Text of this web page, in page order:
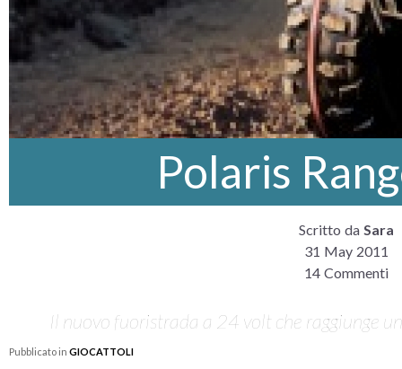
Polaris
Scritto da Sara
31 May 2011
14 Commenti
Il nuovo fuoristrada a 24 volt che raggiunge
Pubblicato in GIOCATTOLI